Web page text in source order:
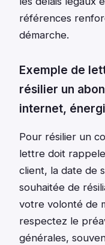
références
démarche.
Exemple de
résilier un
internet,
Pour résilier un
lettre doit
client, la date de
souhaitée de
votre volonté de
respectez le
générales,